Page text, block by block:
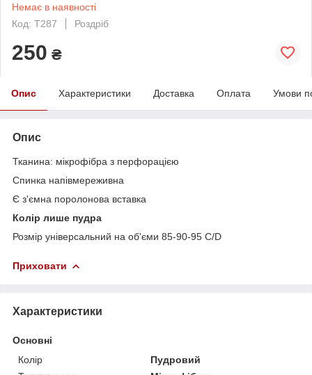
Немає в наявності
Код: Т287
Роздріб
250 ₴
Опис Характеристики Доставка Оплата Умови
Опис
Тканина: мікрофібра з перфорацією
Спинка напівмереживна
Є з'ємна поролонова вставка
Колір лише пудра
Розмір універсальний на об'єми 85-90-95 С/D
Приховати
Характеристики
Основні
Колір
Пудровий